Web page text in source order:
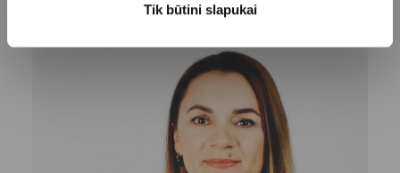
Tik būtini slapukai